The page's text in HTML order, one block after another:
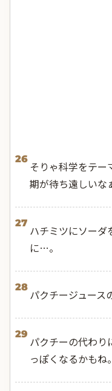
26
そりゃ科学をテー
期が待ち遠しいな
27
ハチミツにソーダ
に…。
28
パクチージュース
29
パクチーの代わり
っぽくなるかもね。